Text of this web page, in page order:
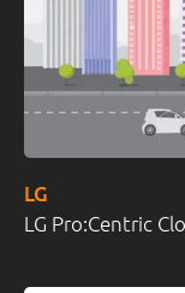
LG Pro:Centric
LG